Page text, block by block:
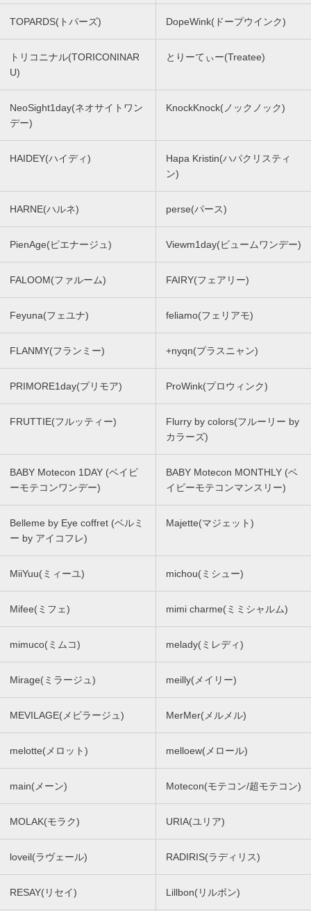
TOPARDS(トパーズ) DopeWink(ドープウインク)
トリコニナル(TORICONINAR
U)
とりーてぃー(Treatee)
NeoSight1day(ネオサイトワン
デー)
KnockKnock(ノックノック)
HAIDEY(ハイディ)
Hapa Kristin(ハパクリスティ
ン)
HARNE(ハルネ) perse(パース)
PienAge(ピエナージュ) Viewm1day(ビュームワンデー)
FALOOM(ファルーム) FAIRY(フェアリー)
Feyuna(フェユナ) feliamo(フェリアモ)
FLANMY(フランミー) +nyqn(プラスニャン)
PRIMORE1day(プリモア) ProWink(プロウィンク)
FRUTTIE(フルッティー)
Flurry by colors(フルーリー by
カラーズ)
BABY Motecon 1DAY (ベイビ
ーモテコンワンデー)
BABY Motecon MONTHLY (ベ
イビーモテコンマンスリー)
Belleme by Eye coffret (ベルミ
ー by アイコフレ)
Majette(マジェット)
MiiYuu(ミィーユ) michou(ミシュー)
Mifee(ミフェ) mimi charme(ミミシャルム)
mimuco(ミムコ) melady(ミレディ)
Mirage(ミラージュ) meilly(メイリー)
MEVILAGE(メビラージュ) MerMer(メルメル)
melotte(メロット) melloew(メロール)
main(メーン) Motecon(モテコン/超モテコン)
MOLAK(モラク) URIA(ユリア)
loveil(ラヴェール) RADIRIS(ラディリス)
RESAY(リセイ) Lillbon(リルボン)